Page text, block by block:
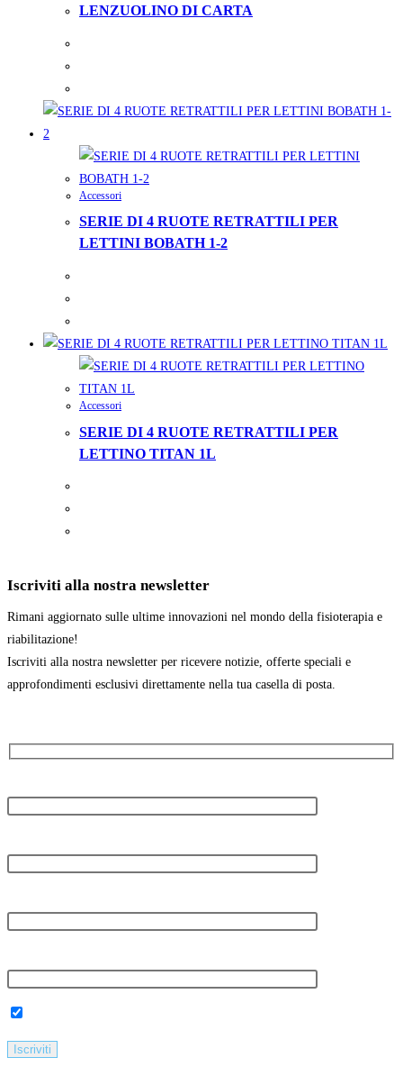
LENZUOLINO DI CARTA
Accessori
SERIE DI 4 RUOTE RETRATTILI PER
LETTINI BOBATH 1-2
Accessori
SERIE DI 4 RUOTE RETRATTILI PER
LETTINO TITAN 1L
Iscriviti alla nostra newsletter
Rimani aggiornato sulle ultime innovazioni nel mondo della fisioterapia e
riabilitazione!
Iscriviti alla nostra newsletter per ricevere notizie, offerte speciali e
approfondimenti esclusivi direttamente nella tua casella di posta.